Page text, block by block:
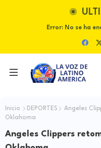
Error:No se ha
Inicio DEPORTES
Angeles
Oklahoma
Angeles Clippers